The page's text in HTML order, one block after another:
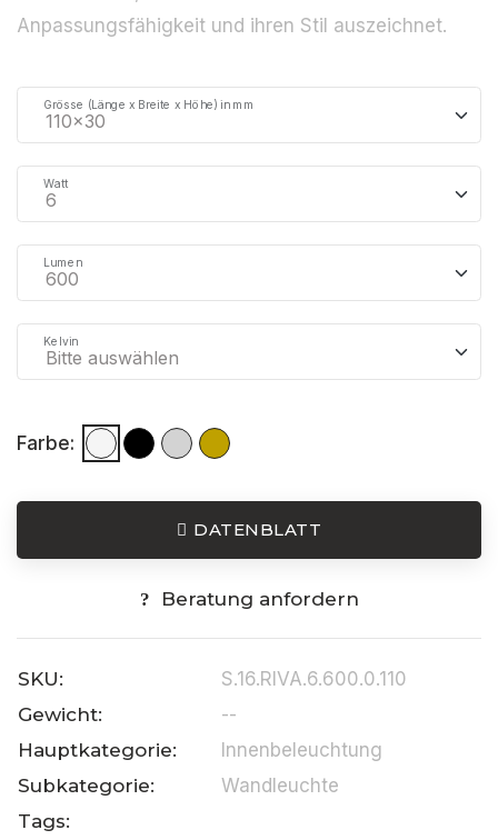
Anpassungsfähigkeit und ihren Stil auszeichnet.
Grösse (Länge x Breite x Höhe) in mm
Watt
Lumen
Kelvin
Farbe:
DATENBLATT
Beratung anfordern
SKU:
S.16.RIVA.6.600.0.110
Gewicht:
--
Hauptkategorie:
Innenbeleuchtung
Subkategorie:
Wandleuchte
Tags: